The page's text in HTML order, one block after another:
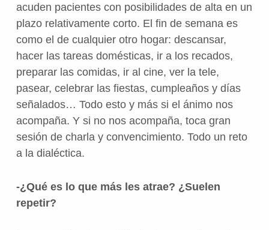
acuden pacientes con posibilidades de alta en un
plazo relativamente corto. El fin de semana es
como el de cualquier otro hogar: descansar,
hacer las tareas domésticas, ir a los recados,
preparar las comidas, ir al cine, ver la tele,
pasear, celebrar las fiestas, cumpleaños y días
señalados… Todo esto y más si el ánimo nos
acompaña. Y si no nos acompaña, toca gran
sesión de charla y convencimiento. Todo un reto
a la dialéctica.
-¿Qué es lo que más les atrae? ¿Suelen
repetir?